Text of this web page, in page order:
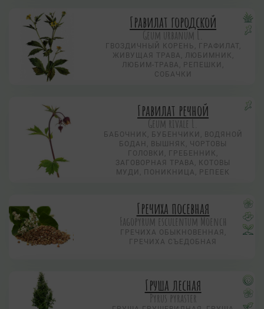
Гравилат городской
Geum urbanum L.
ГВОЗДИЧНЫЙ КОРЕНЬ, ГРАФИЛАТ,
ЖИВУЩАЯ ТРАВА, ЛЮБИМНИК,
ЛЮБИМ-ТРАВА, РЕПЕШКИ,
СОБАЧКИ
Гравилат речной
Geum rivale L.
БАБОЧНИК, БУБЕНЧИКИ, ВОДЯНОЙ
БОДАН, ВЫШНЯК, ЧОРТОВЫ
ГОЛОВКИ, ГРЕБЕННИК,
ЗАГОВОРНАЯ ТРАВА, КОТОВЫ
МУДИ, ПОНИКНИЦА, РЕПЕЕК
Гречиха посевная
Fagopyrum esculentum Moench
ГРЕЧИХА ОБЫКНОВЕННАЯ,
ГРЕЧИХА СЪЕДОБНАЯ
Груша лесная
Pyrus pyraster